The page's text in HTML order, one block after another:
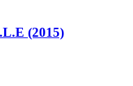
(2015)